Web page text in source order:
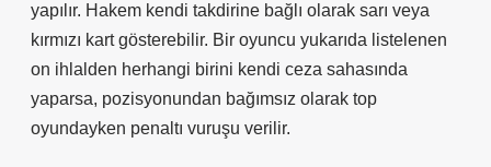
yapılır. Hakem kendi takdirine bağlı olarak sarı veya
kırmızı kart gösterebilir. Bir oyuncu yukarıda listelenen
on ihlalden herhangi birini kendi ceza sahasında
yaparsa, pozisyonundan bağımsız olarak top
oyundayken penaltı vuruşu verilir.